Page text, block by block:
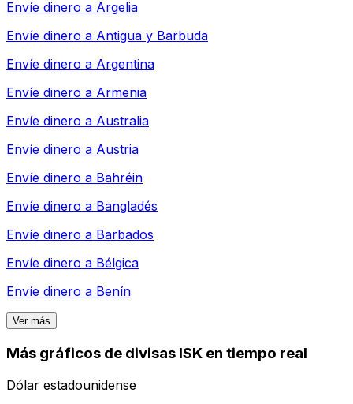
Envíe dinero a Argelia
Envíe dinero a Antigua y Barbuda
Envíe dinero a Argentina
Envíe dinero a Armenia
Envíe dinero a Australia
Envíe dinero a Austria
Envíe dinero a Bahréin
Envíe dinero a Bangladés
Envíe dinero a Barbados
Envíe dinero a Bélgica
Envíe dinero a Benín
Ver más
Más gráficos de divisas ISK en tiempo real
Dólar estadounidense